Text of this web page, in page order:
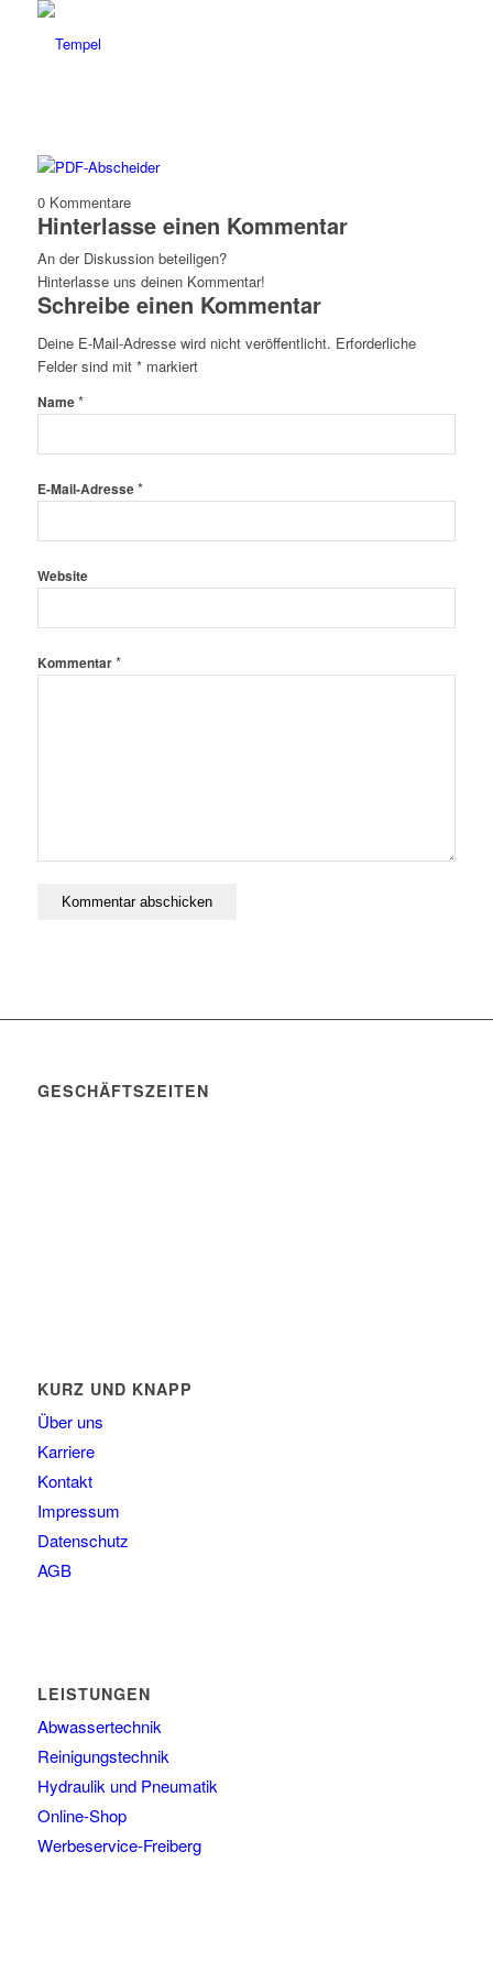
0 Kommentare
Hinterlasse einen Kommentar
An der Diskussion beteiligen?
Hinterlasse uns deinen Kommentar!
Schreibe einen Kommentar
Deine E-Mail-Adresse wird nicht veröffentlicht. Erforderliche
Felder sind mit *markiert
Name*
E-Mail-Adresse*
Website
Kommentar*
GESCHÄFTSZEITEN
KURZ UND KNAPP
Über uns
Karriere
Kontakt
Impressum
Datenschutz
AGB
LEISTUNGEN
Abwassertechnik
Reinigungstechnik
Hydraulik und Pneumatik
Online-Shop
Werbeservice-Freiberg